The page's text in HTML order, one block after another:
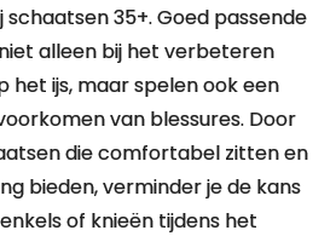
schaatsen 35+. Goed passende
alleen bij het verbeteren
het ijs, maar spelen ook een
van blessures. Door
die comfortabel zitten en
bieden, verminder je de kans
of knieën tijdens het